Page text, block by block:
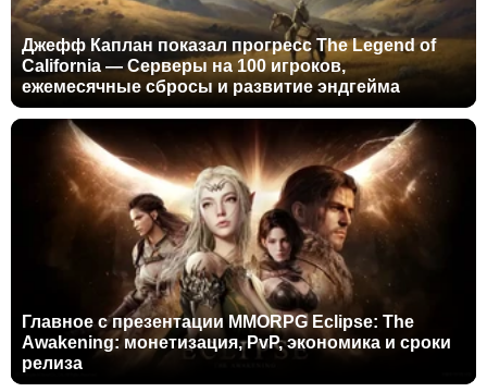
Джефф Каплан показал прогресс The Legend of
California — Серверы на 100 игроков,
ежемесячные сбросы и развитие эндгейма
Главное с презентации MMORPG Eclipse: The
Awakening: монетизация, PvP, экономика и сроки
релиза